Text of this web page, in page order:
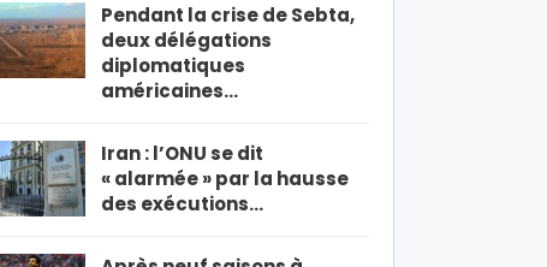
Pendant la crise de Sebta,
deux délégations
diplomatiques
américaines…
Iran : l’ONU se dit
« alarmée » par la hausse
des exécutions…